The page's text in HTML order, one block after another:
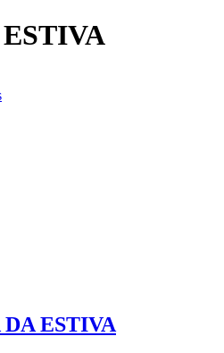
ESTIVA